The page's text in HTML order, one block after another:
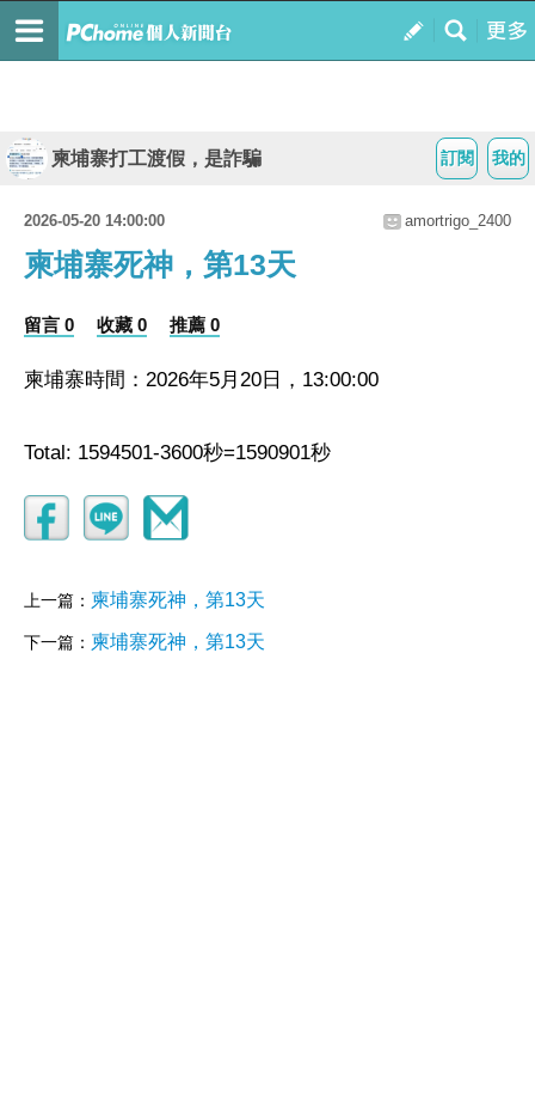
我的
訂閱
柬埔寨打工渡假，是詐騙
2026-05-20 14:00:00 amortrigo_2400
柬埔寨死神，第13天
留言 0 收藏 0 推薦 0
柬埔寨時間：2026年5月20日，13:00:00
Total: 1594501-3600秒=1590901秒
上一篇： 柬埔寨死神，第13天
下一篇： 柬埔寨死神，第13天